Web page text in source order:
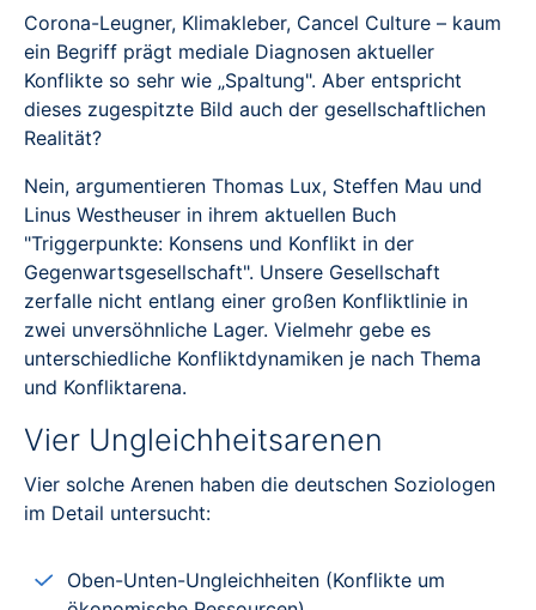
Corona-Leugner, Klimakleber, Cancel Culture – kaum
ein Begriff prägt mediale Diagnosen aktueller
Konflikte so sehr wie „Spaltung". Aber entspricht
dieses zugespitzte Bild auch der gesellschaftlichen
Realität?
Nein, argumentieren Thomas Lux, Steffen Mau und
Linus Westheuser in ihrem aktuellen Buch
"Triggerpunkte: Konsens und Konflikt in der
Gegenwartsgesellschaft". Unsere Gesellschaft
zerfalle nicht entlang einer großen Konfliktlinie in
zwei unversöhnliche Lager. Vielmehr gebe es
unterschiedliche Konfliktdynamiken je nach Thema
und Konfliktarena.
Vier Ungleichheitsarenen
Vier solche Arenen haben die deutschen Soziologen
im Detail untersucht:
Oben-Unten-Ungleichheiten (Konflikte um